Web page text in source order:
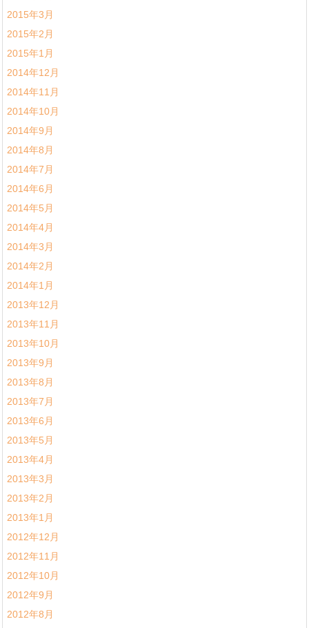
2015年3月
2015年2月
2015年1月
2014年12月
2014年11月
2014年10月
2014年9月
2014年8月
2014年7月
2014年6月
2014年5月
2014年4月
2014年3月
2014年2月
2014年1月
2013年12月
2013年11月
2013年10月
2013年9月
2013年8月
2013年7月
2013年6月
2013年5月
2013年4月
2013年3月
2013年2月
2013年1月
2012年12月
2012年11月
2012年10月
2012年9月
2012年8月